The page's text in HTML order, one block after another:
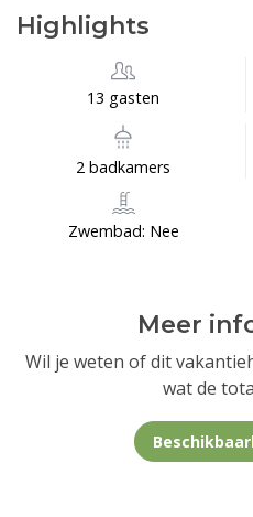
Highlights
13 gasten
2 badkamers
Zwembad: Nee
Meer
Wil je weten of dit
wat de